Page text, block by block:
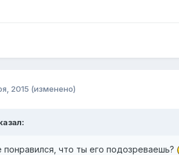
2015 (изменено)
понравился, что ты его подозреваешь?